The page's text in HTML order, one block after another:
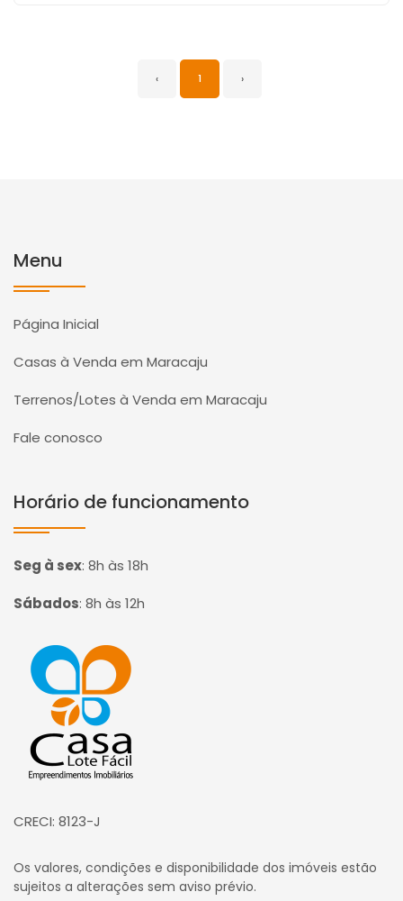
‹ 1 ›
Menu
Página Inicial
Casas à Venda em Maracaju
Terrenos/Lotes à Venda em Maracaju
Fale conosco
Horário de funcionamento
Seg à sex: 8h às 18h
Sábados: 8h às 12h
Página inicial
CRECI: 8123-J
Os valores, condições e disponibilidade dos imóveis estão
sujeitos a alterações sem aviso prévio.